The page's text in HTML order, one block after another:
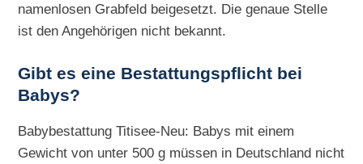
namenlosen Grabfeld beigesetzt. Die genaue Stelle
ist den Angehörigen nicht bekannt.
Gibt es eine Bestattungspflicht bei
Babys?
Babybestattung Titisee-Neu: Babys mit einem
Gewicht von unter 500 g müssen in Deutschland nicht